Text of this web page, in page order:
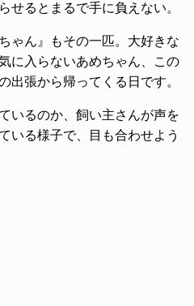
せるとまるで手に負えない。
ゃん』もその一匹。大好きな
に入らないあめちゃん、この
出張から帰ってくる日です。
いるのか、飼い主さんが声を
いる様子で、目も合わせよう